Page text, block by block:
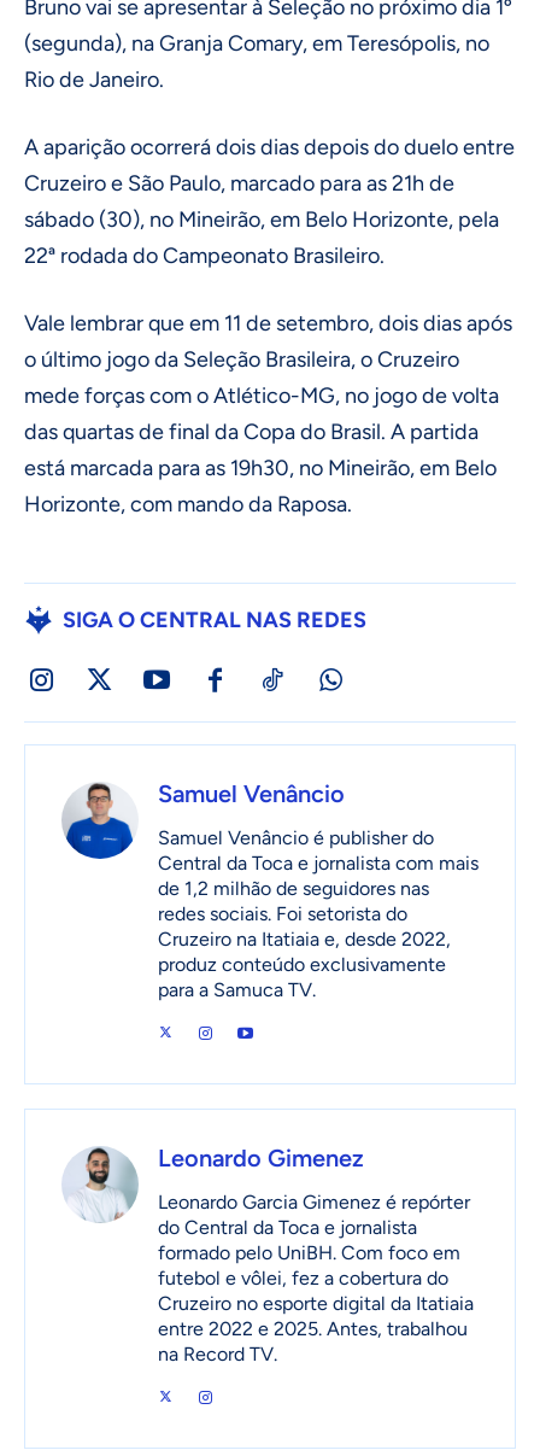
Bruno vai se apresentar à Seleção no próximo dia 1º
(segunda), na Granja Comary, em Teresópolis, no
Rio de Janeiro.
A aparição ocorrerá dois dias depois do duelo entre
Cruzeiro e São Paulo, marcado para as 21h de
sábado (30), no Mineirão, em Belo Horizonte, pela
22ª rodada do Campeonato Brasileiro.
Vale lembrar que em 11 de setembro, dois dias após
o último jogo da Seleção Brasileira, o Cruzeiro
mede forças com o Atlético-MG, no jogo de volta
das quartas de final da Copa do Brasil. A partida
está marcada para as 19h30, no Mineirão, em Belo
Horizonte, com mando da Raposa.
SIGA O CENTRAL NAS REDES
Samuel Venâncio
Samuel Venâncio é publisher do
Central da Toca e jornalista com mais
de 1,2 milhão de seguidores nas
redes sociais. Foi setorista do
Cruzeiro na Itatiaia e, desde 2022,
produz conteúdo exclusivamente
para a Samuca TV.
Leonardo Gimenez
Leonardo Garcia Gimenez é repórter
do Central da Toca e jornalista
formado pelo UniBH. Com foco em
futebol e vôlei, fez a cobertura do
Cruzeiro no esporte digital da Itatiaia
entre 2022 e 2025. Antes, trabalhou
na Record TV.